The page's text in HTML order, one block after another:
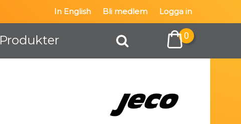
In English Bli medlem Logga in
Produkter 0